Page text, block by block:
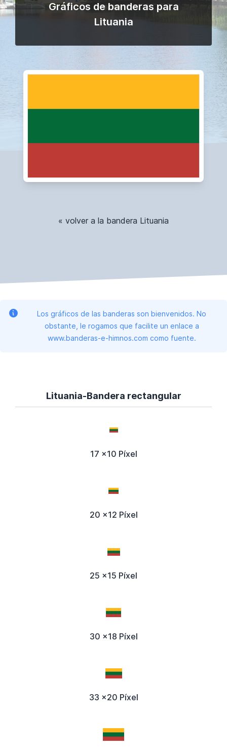
Gráficos de banderas para
Lituania
« volver a la bandera Lituania
Los gráficos de las banderas son bienvenidos. No
obstante, le rogamos que facilite un enlace a
www.banderas-e-himnos.com como fuente.
Lituania-Bandera rectangular
17 x10 Píxel
20 x12 Píxel
25 x15 Píxel
30 x18 Píxel
33 x20 Píxel